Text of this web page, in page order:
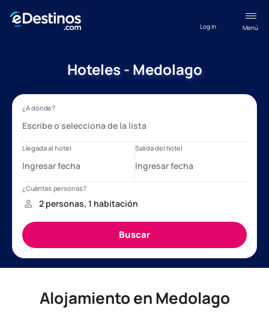
Menú
Log in
Hoteles - Medolago
Alojamiento en Medolago